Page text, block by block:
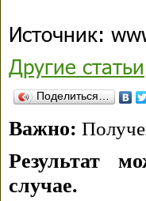
Источник:
Другие статьи
Поделиться…
Важно:
Результат
случае.